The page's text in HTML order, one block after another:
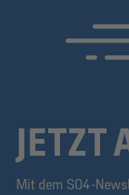
JETZT
Mit dem S04-